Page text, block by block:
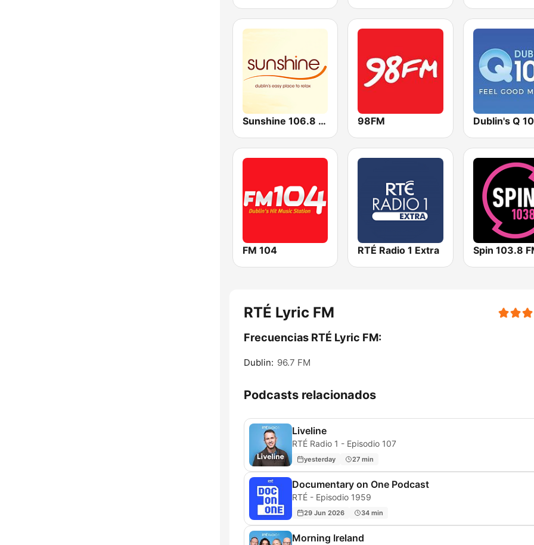
Sunshine 106.8 FM 98FM Dublin's Q
FM 104 RTÉ Radio 1 Extra Spin 103.8
RTÉ Lyric FM
Frecuencias RTÉ Lyric FM:
Dublin: 96.7 FM
Podcasts relacionados
Liveline
RTÉ Radio 1 - Episodio 107
yesterday 27 min
Documentary on One Podcast
RTÉ - Episodio 1959
29 Jun 2026 34 min
Morning Ireland